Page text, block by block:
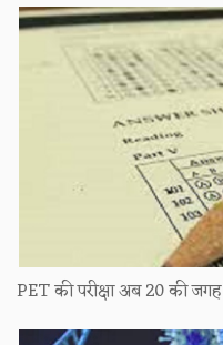
PET की परीक्षा अब 20 की